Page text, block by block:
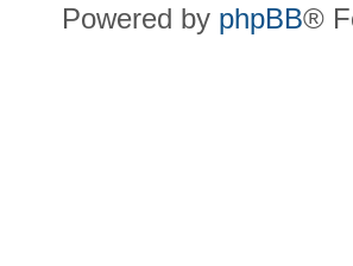
Powered by phpBB®